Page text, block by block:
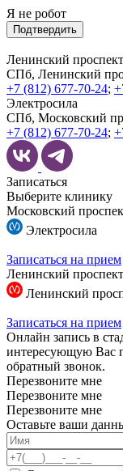
Я не робот
Подтвердить
Ленинский проспект
СПб, Ленинский
+7 (812) 677-70-24;
Электросила
СПб, Московский
+7 (812) 677-70-24;
Записаться
Выберите клинику
Московский
Электросила
Записаться на прием
Ленинский
Ленинский
Записаться на прием
Онлайн запись в
интересующую Вас
обратный звонок.
Перезвоните мне
Перезвоните мне
Перезвоните мне
Оставьте ваши